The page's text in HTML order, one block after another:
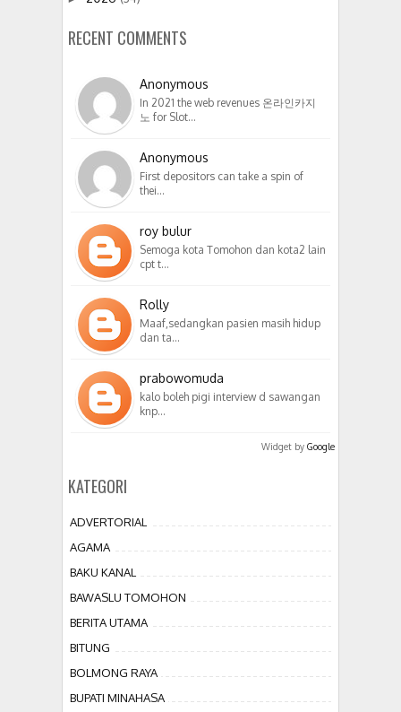
RECENT COMMENTS
Anonymous
In 2021 the web revenues 온라인카지
노 for Slot…
Anonymous
First depositors can take a spin of
thei…
roy bulur
Semoga kota Tomohon dan kota2 lain
cpt t…
Rolly
Maaf,sedangkan pasien masih hidup
dan ta…
prabowomuda
kalo boleh pigi interview d sawangan
knp…
Widget by Google
KATEGORI
ADVERTORIAL
AGAMA
BAKU KANAL
BAWASLU TOMOHON
BERITA UTAMA
BITUNG
BOLMONG RAYA
BUPATI MINAHASA